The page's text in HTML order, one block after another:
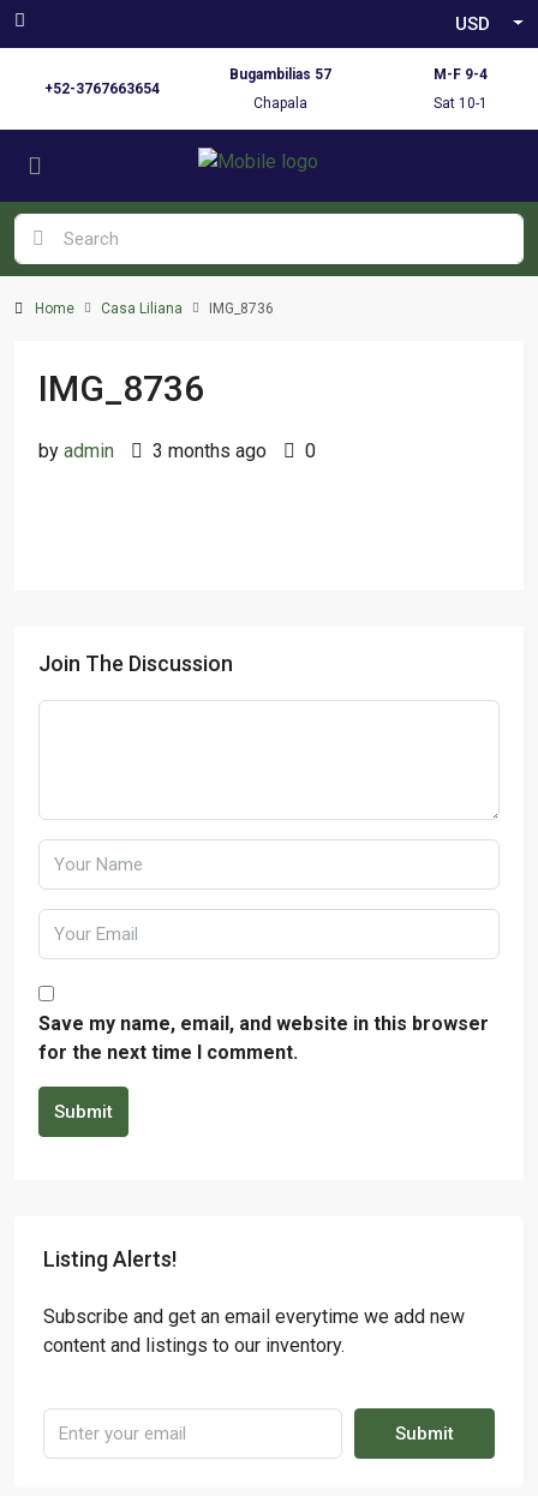
USD
+52-3767663654
Bugambilias 57
Chapala
M-F 9-4
Sat 10-1
Home Casa Liliana IMG_8736
IMG_8736
by admin 3 months ago 0
Join The Discussion
Save my name, email, and website in this browser
for the next time I comment.
Submit
Listing Alerts!
Subscribe and get an email everytime we add new
content and listings to our inventory.
Submit